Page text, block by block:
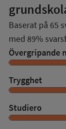
Baserat på 65
med 89%
Övergripande
Trygghet
Studiero